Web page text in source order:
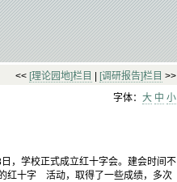
<< [理论园地]栏目 [调研报告]栏目 >>
字体： 大 中 小
学校正式成立红十字会。建会时间不
红十字 活动，取得了一些成绩，多次